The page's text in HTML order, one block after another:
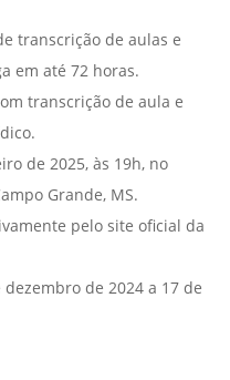
transcrição de aulas e
em até 72 horas.
transcrição de aula e
de 2025, às 19h, no
Grande, MS.
pelo site oficial da
dezembro de 2024 a 17 de